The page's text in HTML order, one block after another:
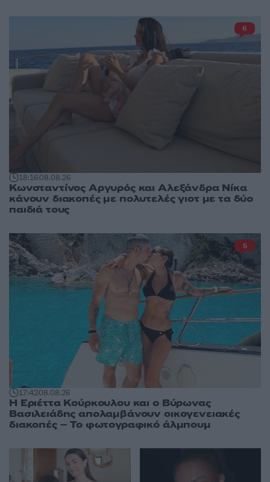
18:1608.08.26
Κωνσταντίνος Αργυρός και Αλεξάνδρα Νίκα
κάνουν διακοπές με πολυτελές γιοτ με τα δύο
παιδιά τους
6
17:4208.08.26
Η Εριέττα Κούρκουλου και ο Βύρωνας
Βασιλειάδης απολαμβάνουν οικογενειακές
διακοπές – Το φωτογραφικό άλμπουμ
5